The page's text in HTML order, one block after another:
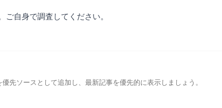
自身で調査してください。
先ソースとして追加し、最新記事を優先的に表示しましょう。